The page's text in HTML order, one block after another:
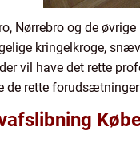
Nørrebro og de
kringelkroge,
vil have det rette
de rette